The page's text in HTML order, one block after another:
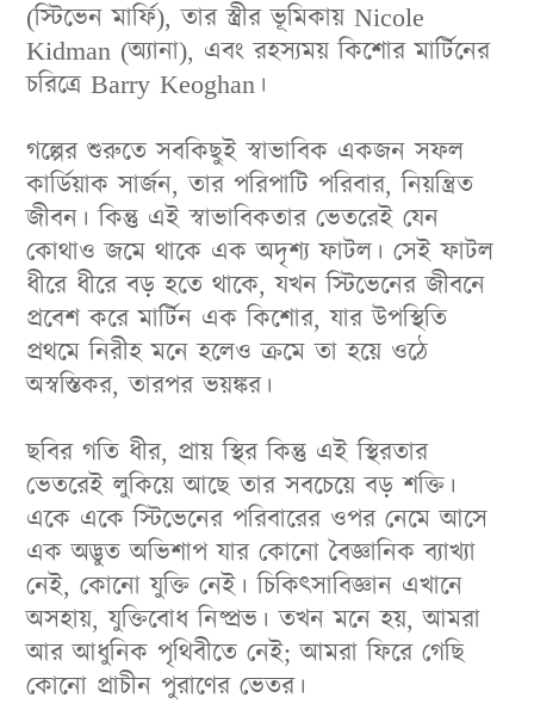
(স্টিভেন মার্ফি),তার স্ত্রীর ভূমিকায় Nicole
Kidman (অ্যানা), এবং রহস্যময় কিশোর মার্টিনের
চরিত্রেBarry Keoghan।
গল্পের শুরুতে সবকিছুই স্বাভাবিক একজন সফল
কার্ডিয়াক সার্জন,তার পরিপাটি পরিবার,নিয়ন্ত্রিত
জীবন। কিন্তু এই স্বাভাবিকতার ভেতরেই যেন
কোথাও জমে থাকে এক অদৃশ্য ফাটল। সেই ফাটল
ধীরে ধীরে বড় হতে থাকে,যখন স্টিভেনের জীবনে
প্রবেশ করে মার্টিন এক কিশোর,যার উপস্থিতি
প্রথমে নিরীহ মনে হলেও ক্রমে তা হয়ে ওঠে
অস্বস্তিকর,তারপর ভয়ঙ্কর।
ছবির গতি ধীর, প্রায় স্থিরকিন্তু এই স্থিরতার
ভেতরেই লুকিয়ে আছে তার সবচেয়ে বড় শক্তি।
একে একে স্টিভেনের পরিবারের ওপর নেমে আসে
এক অদ্ভুত অভিশাপযার কোনো বৈজ্ঞানিক ব্যাখ্যা
নেই,কোনো যুক্তি নেই। চিকিৎসাবিজ্ঞান এখানে
অসহায়,যুক্তিবোধ নিষ্প্রভ। তখন মনে হয়,আমরা
আর আধুনিক পৃথিবীতে নেই;আমরা ফিরে গেছি
কোনো প্রাচীন পুরাণের ভেতর।